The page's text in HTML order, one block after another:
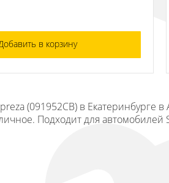
в корзину
(091952СВ) в Екатеринбурге
Подходит для автомобилей